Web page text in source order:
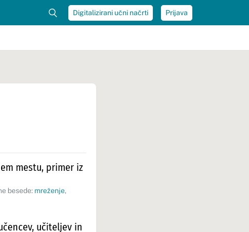
Digitalizirani učni načrti Prijava
mestu, primer iz
besede: mreženje,
učiteljev in